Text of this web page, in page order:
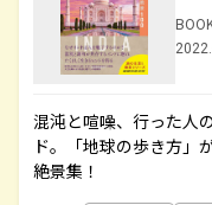
混沌と喧噪、行った人
ド。「地球の歩き方」
絶景集！